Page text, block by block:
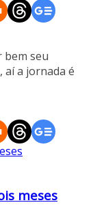
bem seu
aí a jornada é
meses